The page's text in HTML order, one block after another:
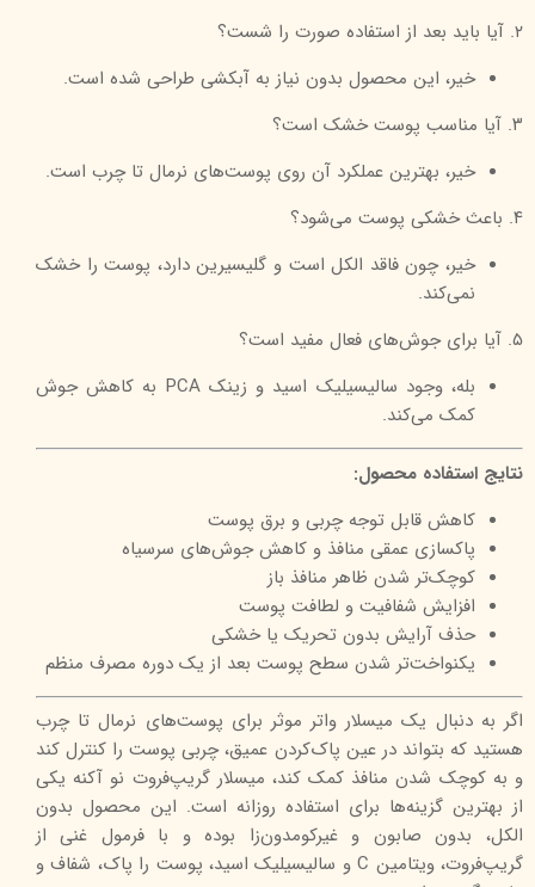
۲. آیا باید بعد از استفاده صورت را شست؟
خیر، این محصول بدون نیاز به آبکشی طراحی شده است.
۳. آیا مناسب پوست خشک است؟
خیر، بهترین عملکرد آن روی پوست‌های نرمال تا چرب است.
۴. باعث خشکی پوست می‌شود؟
خیر، چون فاقد الکل است و گلیسیرین دارد، پوست را خشک
نمی‌کند.
۵. آیا برای جوش‌های فعال مفید است؟
بله، وجود سالیسیلیک اسید و زینک PCA به کاهش جوش
کمک می‌کند.
نتایج استفاده محصول:
کاهش قابل توجه چربی و برق پوست
پاکسازی عمقی منافذ و کاهش جوش‌های سرسیاه
کوچک‌تر شدن ظاهر منافذ باز
افزایش شفافیت و لطافت پوست
حذف آرایش بدون تحریک یا خشکی
یکنواخت‌تر شدن سطح پوست بعد از یک دوره مصرف منظم
اگر به دنبال یک میسلار واتر موثر برای پوست‌های نرمال تا چرب
هستید که بتواند در عین پاک‌کردن عمیق، چربی پوست را کنترل کند
و به کوچک شدن منافذ کمک کند، میسلار گریپ‌فروت نو آکنه یکی
از بهترین گزینه‌ها برای استفاده روزانه است. این محصول بدون
الکل، بدون صابون و غیرکومدون‌زا بوده و با فرمول غنی از
گریپ‌فروت، ویتامین C و سالیسیلیک اسید، پوست را پاک، شفاف و